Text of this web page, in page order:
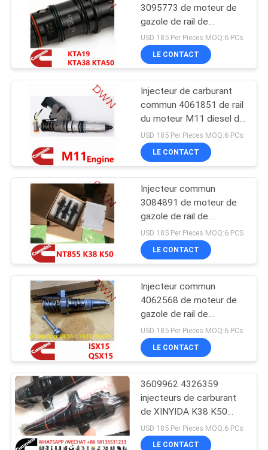
DEMANDEZ
UNE
CITATION
PLAN
PRIVACY
POLICY
3095773 de moteur de
gazole de rail de
Cummins 4307427 pour
le moteur diesel de
Cummins KTA19 KTA38
USD 185 Per Pieces MOQ:6 PCs
LE CONTACT
Injecteur de carburant
commun 4061851 de rail
du moteur M11 diesel de
Cummins pour le moteur
M11
USD 185 Per Pieces MOQ:6 PCs
LE CONTACT
Injecteur commun
3084891 de moteur de
gazole de rail de
Cummins 4326359 pour
le moteur diesel de
Cummins NT855 K38
USD 185 Per Pieces MOQ:6 PCS
LE CONTACT
Injecteur commun
4062568 de moteur de
gazole de rail de
Cummins pour le moteur
diesel de Cummins
QSX15 ISX15
USD 185 Per Pieces MOQ:6 PCs
LE CONTACT
3609962 4326359
injecteurs de carburant
de XINYIDA K38 K50
Cummins
USD 185 Per Pieces MOQ:6 PCs
LE CONTACT